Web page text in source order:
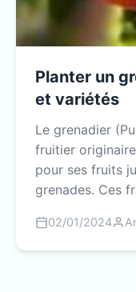
Planter un
et variétés
Le grenadier
fruitier
pour ses fruits
grenades. Ces
02/01/2024